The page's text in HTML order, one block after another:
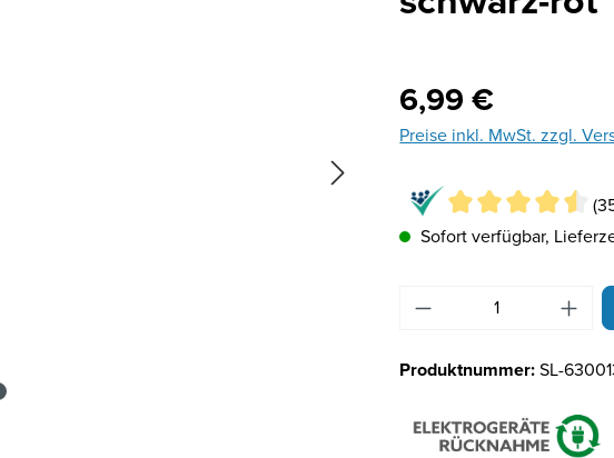
Regulärer Preis:
6,99 €
Preise inkl. MwSt. zzgl.
Sofort verfügbar,
Produkt Anzahl:
Produktnummer:SL-